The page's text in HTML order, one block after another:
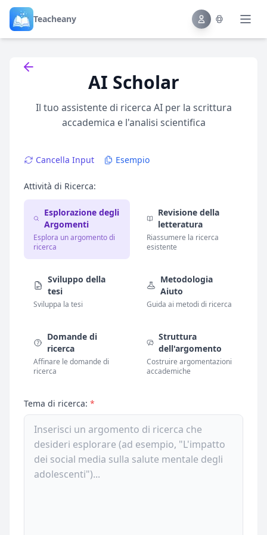
Teacheany
Back to tools AI Scholar
Il tuo assistente di ricerca AI per la scrittura
accademica e l'analisi scientifica
Cancella Input Esempio
Attività di Ricerca:
Esplorazione degli
Argomenti
Esplora un argomento di
ricerca
Revisione della
letteratura
Riassumere la ricerca
esistente
Sviluppo della
tesi
Sviluppa la tesi
Metodologia
Aiuto
Guida ai metodi di ricerca
Domande di
ricerca
Affinare le domande di
ricerca
Struttura
dell'argomento
Costruire argomentazioni
accademiche
Tema di ricerca: *